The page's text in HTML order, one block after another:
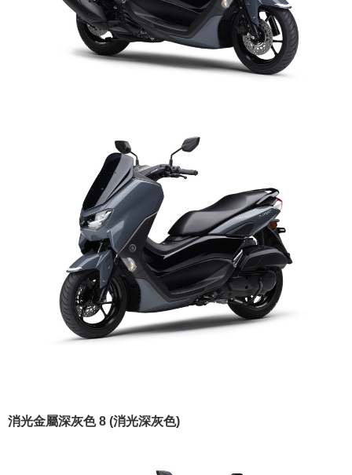
消光金屬深灰色 8 (消光深灰色)